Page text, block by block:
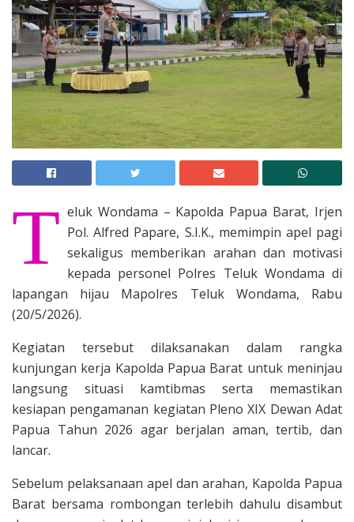
T eluk Wondama – Kapolda Papua Barat, Irjen
Pol. Alfred Papare, S.I.K., memimpin apel pagi
sekaligus memberikan arahan dan motivasi
kepada personel Polres Teluk Wondama di
lapangan hijau Mapolres Teluk Wondama, Rabu
(20/5/2026).
Kegiatan tersebut dilaksanakan dalam rangka
kunjungan kerja Kapolda Papua Barat untuk meninjau
langsung situasi kamtibmas serta memastikan
kesiapan pengamanan kegiatan Pleno XIX Dewan Adat
Papua Tahun 2026 agar berjalan aman, tertib, dan
lancar.
Sebelum pelaksanaan apel dan arahan, Kapolda Papua
Barat bersama rombongan terlebih dahulu disambut